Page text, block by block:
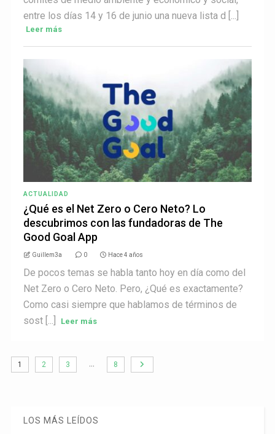
entre los días 14 y 16 de junio una nueva lista d [...]
Leer más
ACTUALIDAD
¿Qué es el Net Zero o Cero Neto? Lo
descubrimos con las fundadoras de The
Good Goal App
Guillem3a 0 Hace 4 años
De pocos temas se habla tanto hoy en día como del
Net Zero o Cero Neto. Pero, ¿Qué es exactamente?
Como casi siempre que hablamos de términos de
sost [...]
Leer más
1 2 3 … 8
LOS MÁS LEÍDOS